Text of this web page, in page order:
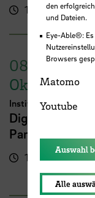
16:00 - 17:30
08.
Oktober
Institut für Digitale
Digitale
Partizipation in
10:00 - 16:00
den
und Dateien.
Eye-Able®:
Browsers
Matomo
Youtube
Auswahl
Alle